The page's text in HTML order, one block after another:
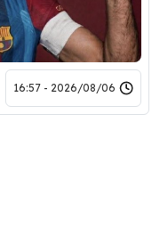
2026/08/06 - 16:57